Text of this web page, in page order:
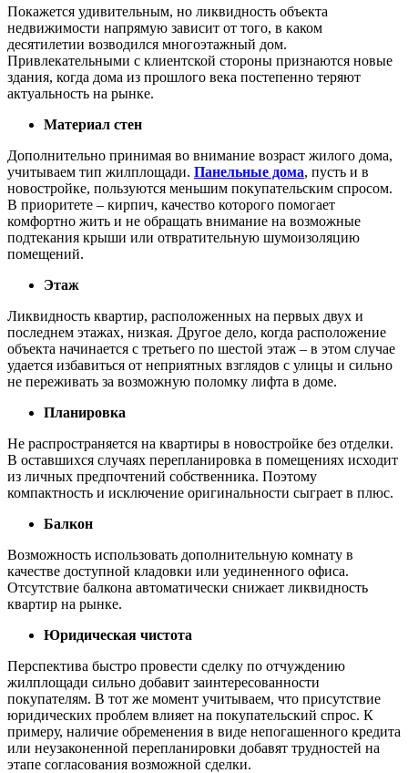
Покажется удивительным, но ликвидность объекта
недвижимости напрямую зависит от того, в каком
десятилетии возводился многоэтажный дом.
Привлекательными с клиентской стороны признаются новые
здания, когда дома из прошлого века постепенно теряют
актуальность на рынке.
Материал стен
Дополнительно принимая во внимание возраст жилого дома,
учитываем тип жилплощади. Панельные дома, пусть и в
новостройке, пользуются меньшим покупательским спросом.
В приоритете – кирпич, качество которого помогает
комфортно жить и не обращать внимание на возможные
подтекания крыши или отвратительную шумоизоляцию
помещений.
Этаж
Ликвидность квартир, расположенных на первых двух и
последнем этажах, низкая. Другое дело, когда расположение
объекта начинается с третьего по шестой этаж – в этом случае
удается избавиться от неприятных взглядов с улицы и сильно
не переживать за возможную поломку лифта в доме.
Планировка
Не распространяется на квартиры в новостройке без отделки.
В оставшихся случаях перепланировка в помещениях исходит
из личных предпочтений собственника. Поэтому
компактность и исключение оригинальности сыграет в плюс.
Балкон
Возможность использовать дополнительную комнату в
качестве доступной кладовки или уединенного офиса.
Отсутствие балкона автоматически снижает ликвидность
квартир на рынке.
Юридическая чистота
Перспектива быстро провести сделку по отчуждению
жилплощади сильно добавит заинтересованности
покупателям. В тот же момент учитываем, что присутствие
юридических проблем влияет на покупательский спрос. К
примеру, наличие обременения в виде непогашенного кредита
или неузаконенной перепланировки добавят трудностей на
этапе согласования возможной сделки.